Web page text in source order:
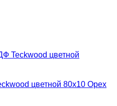
цветной 80х10 Орех